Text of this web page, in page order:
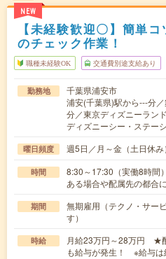
NEW
【未経験歓迎〇】簡単
のチェック作業！
職種未経験OK 交通費別途支給あり
勤務地
千葉県浦安市
浦安(千葉県)駅から---分
分／東京ディズニーラン
ディズニーシー・ステー
曜日頻度 週5日／月～金（土日休み
時間
8:30～17:30（実働8時間
ある場合や配属先の都合
期間
無期雇用（テクノ・サー
す）
時給
月給23万円～28万円 ★
も給与が発生！ ※給与は